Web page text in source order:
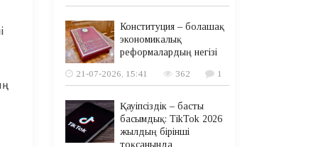
Конституция – болашақ
экономикалық
реформалардың негізі
21-07-2026, 15:41
362 1
Қауіпсіздік – басты
басымдық: TikTok 2026
жылдың бірінші
тоқсанында